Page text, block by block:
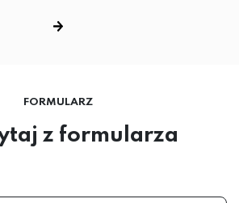
FORMULARZ
z formularza